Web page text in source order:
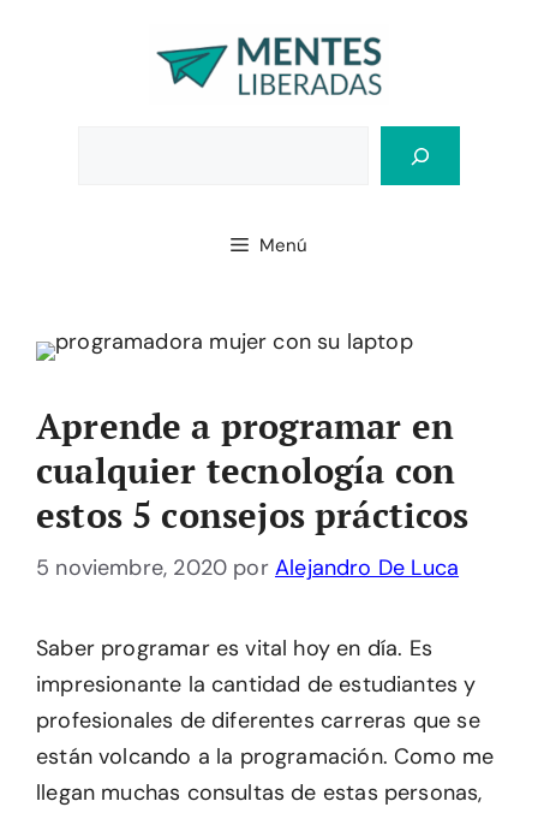
Menú
Aprende a programar en
cualquier tecnología con
estos 5 consejos prácticos
5 noviembre, 2020 por Alejandro De Luca
Saber programar es vital hoy en día. Es
impresionante la cantidad de estudiantes y
profesionales de diferentes carreras que se
están volcando a la programación. Como me
llegan muchas consultas de estas personas,